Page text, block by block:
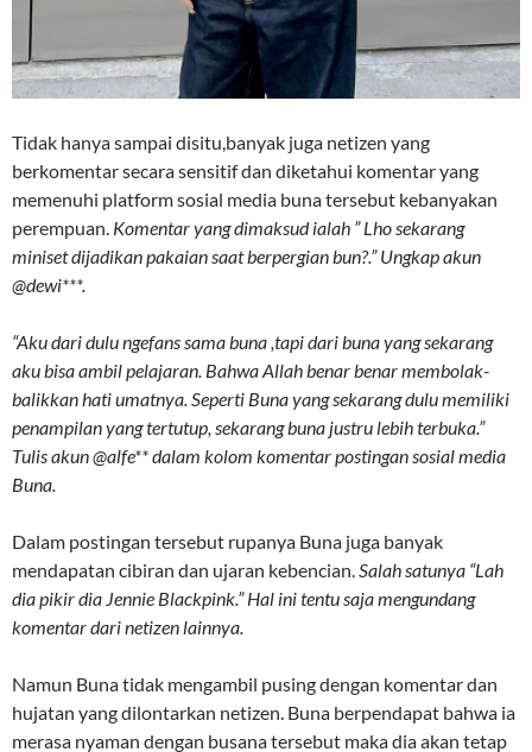
Tidak hanya sampai disitu,banyak juga netizen yang
berkomentar secara sensitif dan diketahui komentar yang
memenuhi platform sosial media buna tersebut kebanyakan
perempuan. Komentar yang dimaksud ialah ” Lho sekarang
miniset dijadikan pakaian saat berpergian bun?.” Ungkap akun
@dewi***.
“Aku dari dulu ngefans sama buna ,tapi dari buna yang sekarang
aku bisa ambil pelajaran. Bahwa Allah benar benar membolak-
balikkan hati umatnya. Seperti Buna yang sekarang dulu memiliki
penampilan yang tertutup, sekarang buna justru lebih terbuka.”
Tulis akun @alfe** dalam kolom komentar postingan sosial media
Buna.
Dalam postingan tersebut rupanya Buna juga banyak
mendapatan cibiran dan ujaran kebencian.Salah satunya “Lah
dia pikir dia Jennie Blackpink.” Hal ini tentu saja mengundang
komentar dari netizen lainnya.
Namun Buna tidak mengambil pusing dengan komentar dan
hujatan yang dilontarkan netizen. Buna berpendapat bahwa ia
merasa nyaman dengan busana tersebut maka dia akan tetap